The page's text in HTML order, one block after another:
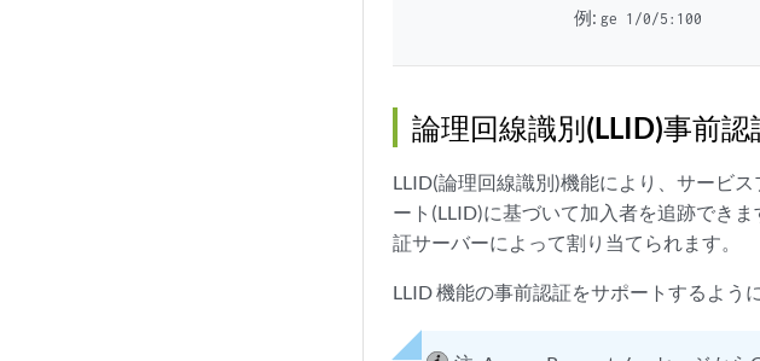
例: ge 1/0/5:100
論理回線識別(LLID)事前認
LLID(論理回線識別)機能により、サービ
ート(LLID)に基づいて加入者を追跡でき
証サーバーによって割り当てられます。
LLID 機能の事前認証をサポートするよう